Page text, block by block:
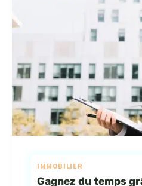
IMMOBILIER
Gagnez du temps